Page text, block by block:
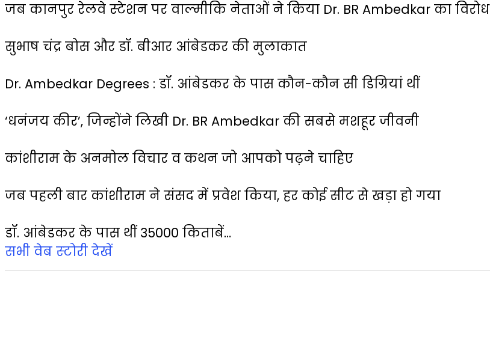
जब कानपुर रेलवे स्‍टेशन पर वाल्‍मीकि नेताओं ने किया Dr. BR Ambedkar का विरोध
सुभाष चंद्र बोस और डॉ. बीआर आंबेडकर की मुलाकात
Dr. Ambedkar Degrees : डॉ. आंबेडकर के पास कौन-कौन सी डिग्रियां थीं
‘धनंजय कीर’, जिन्होंने लिखी Dr. BR Ambedkar की सबसे मशहूर जीवनी
कांशीराम के अनमोल विचार व कथन जो आपको पढ़ने चाहिए
जब पहली बार कांशीराम ने संसद में प्रवेश किया, हर कोई सीट से खड़ा हो गया
डॉ. आंबेडकर के पास थीं 35000 किताबें…
सभी वेब स्‍टोरी देखें